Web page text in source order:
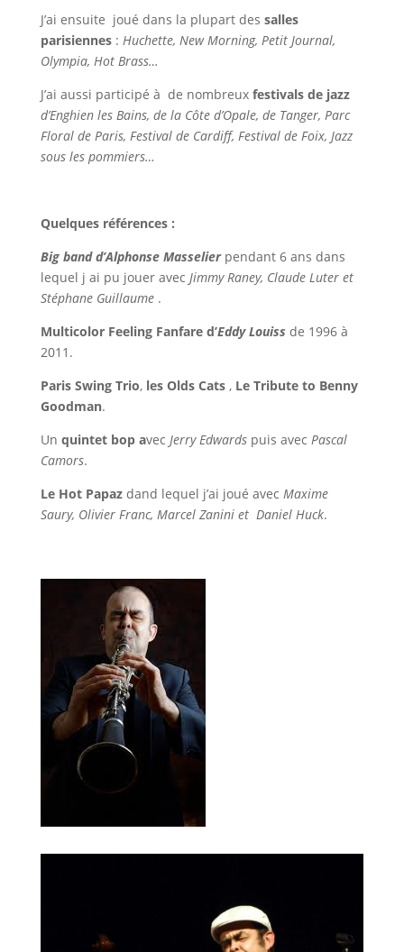
J’ai ensuite joué dans la plupart des salles
parisiennes: Huchette, New Morning, Petit Journal,
Olympia, Hot Brass…
J’ai aussi participé à de nombreux festivals de jazz
d’Enghien les Bains, de la Côte d’Opale, de Tanger, Parc
Floral de Paris, Festival de Cardiff, Festival de Foix, Jazz
sous les pommiers…
Quelques références :
Big band d’Alphonse Masselierpendant 6 ans dans
lequel j ai pu jouer avec Jimmy Raney, Claude Luter et
Stéphane Guillaume.
Multicolor Feeling Fanfare d’Eddy Louiss de 1996 à
2011.
Paris Swing Trio, les Olds Cats, Le Tribute to Benny
Goodman.
Un quintet bop avec Jerry Edwardspuis avec Pascal
Camors.
Le Hot Papazdand lequel j’ai joué avec Maxime
Saury, Olivier Franc, Marcel Zanini et Daniel Huck.